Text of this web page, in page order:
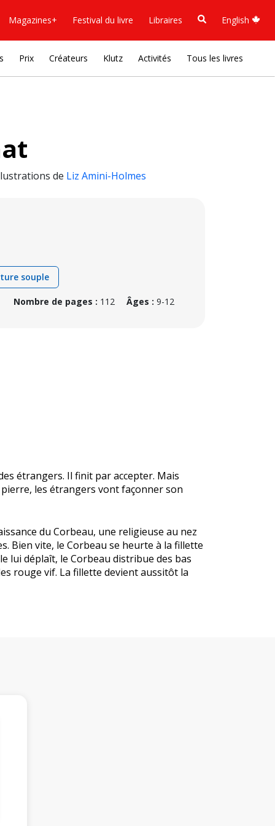
Magazines+ Festival du livre Libraires English
Prix Créateurs Klutz Activités Tous les livres
de Liz Amini-Holmes
souple
Nombre de pages : 112 Âges : 9-12
étrangers. Il finit par accepter. Mais
les étrangers vont façonner son
du Corbeau, une religieuse au nez
Bien vite, le Corbeau se heurte à la fillette
lui déplaît, le Corbeau distribue des bas
rouge vif. La fillette devient aussitôt la